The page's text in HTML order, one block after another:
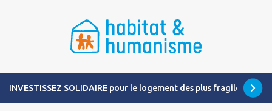
INVESTISSEZ SOLIDAIRE pour le logement des plus fragiles